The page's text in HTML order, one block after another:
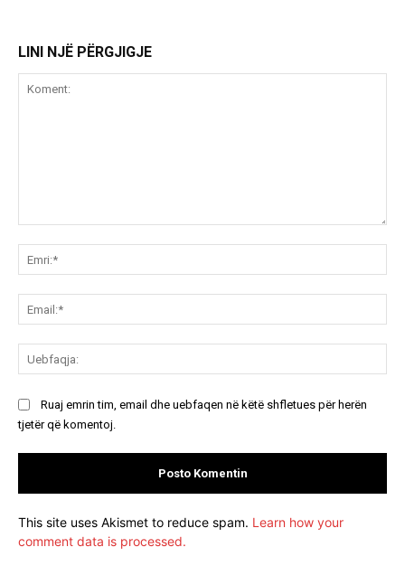
LINI NJË PËRGJIGJE
Ruaj emrin tim, email dhe uebfaqen në këtë shfletues për herën
tjetër që komentoj.
This site uses Akismet to reduce spam. Learn how your
comment data is processed.